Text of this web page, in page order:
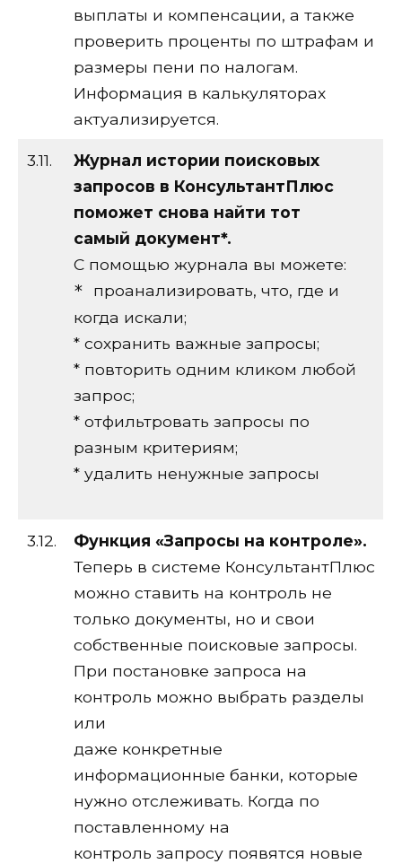
выплаты и компенсации, а также
проверить проценты по штрафам и
размеры пени по налогам.
Информация в калькуляторах
актуализируется.
3.11.
Журнал истории поисковых
запросов в КонсультантПлюс
поможет снова найти тот
самый документ*.
С помощью журнала вы можете:
* проанализировать, что, где и
когда искали;
* сохранить важные запросы;
* повторить одним кликом любой
запрос;
* отфильтровать запросы по
разным критериям;
* удалить ненужные запросы
3.12.
Функция «Запросы на контроле».
Теперь в системе КонсультантПлюс
можно ставить на контроль не
только документы, но и свои
собственные поисковые запросы.
При постановке запроса на
контроль можно выбрать разделы
или
даже конкретные
информационные банки, которые
нужно отслеживать. Когда по
поставленному на
контроль запросу появятся новые